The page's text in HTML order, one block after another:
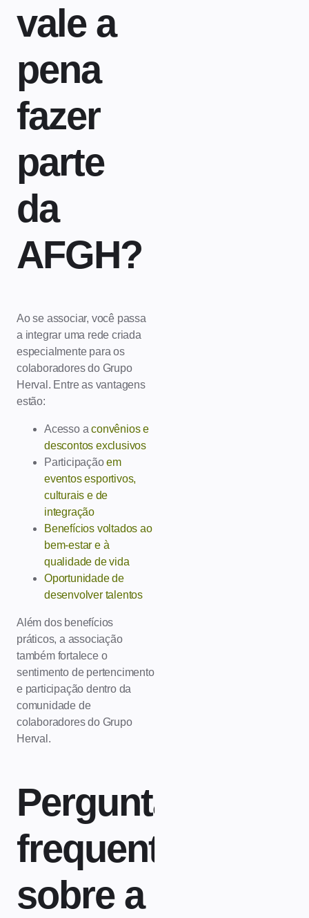
vale a
pena
fazer
parte
da
AFGH?
Ao se associar, você passa
a integrar uma rede criada
especialmente para os
colaboradores do Grupo
Herval. Entre as vantagens
estão:
Acesso aconvênios e
descontos exclusivos
Participaçãoem
eventos esportivos,
culturais e de
integração
Benefícios voltados ao
bem-estar e à
qualidade de vida
Oportunidade de
desenvolver talentos
Além dos benefícios
práticos, a associação
também fortalece o
sentimento de pertencimento
e participação dentro da
comunidade de
colaboradores do Grupo
Herval.
Perguntas
frequentes
sobre a